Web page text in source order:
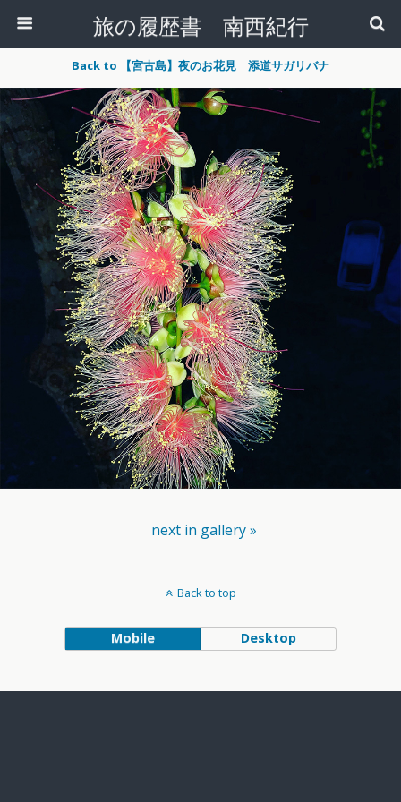
旅の履歴書 南西紀行
Back to 【宮古島】夜のお花見 添道サガリバナ
next in gallery »
Back to top
Mobile Desktop